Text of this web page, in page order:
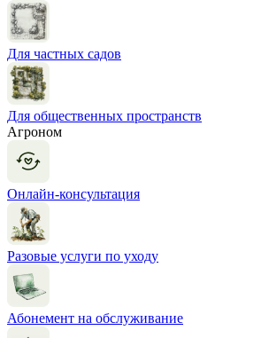
Для частных садов
Для общественных пространств
Агроном
Онлайн-консультация
Разовые услуги по уходу
Абонемент на обслуживание